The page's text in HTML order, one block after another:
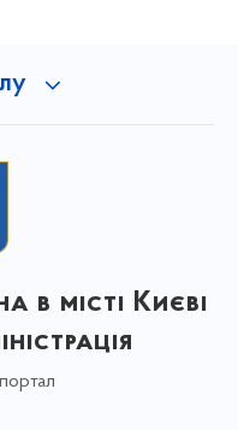
в місті Києві